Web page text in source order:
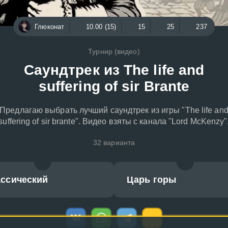
Глюконат 10.00 (15) 15 25 237
Турнир (видео)
Cаундтрек из The life and
suffering of sir Brante
Предлагаю выбрать лучший саундтрек из игры "The life and
of sir brante". Видео взяты с канала "Lord
32 варианта
Царь горы